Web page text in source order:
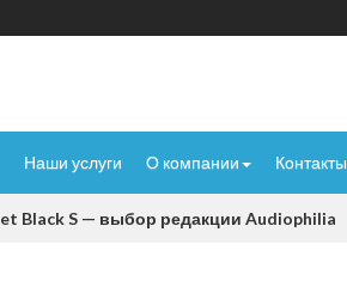
Наши услуги О компании Контакты
Black S — выбор редакции Audiophilia